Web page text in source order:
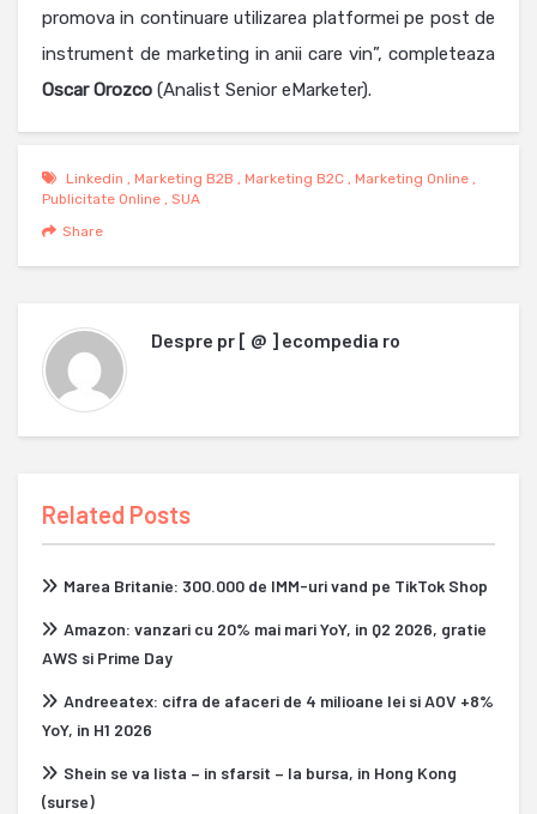
promova in continuare utilizarea platformei pe post de
instrument de marketing in anii care vin”, completeaza
Oscar Orozco (Analist Senior eMarketer).
Linkedin , Marketing B2B , Marketing B2C , Marketing Online ,
Publicitate Online , SUA
Share
Despre pr [ @ ] ecompedia ro
Related Posts
Marea Britanie: 300.000 de IMM-uri vand pe TikTok Shop
Amazon: vanzari cu 20% mai mari YoY, in Q2 2026, gratie
AWS si Prime Day
Andreeatex: cifra de afaceri de 4 milioane lei si AOV +8%
YoY, in H1 2026
Shein se va lista – in sfarsit – la bursa, in Hong Kong
(surse)